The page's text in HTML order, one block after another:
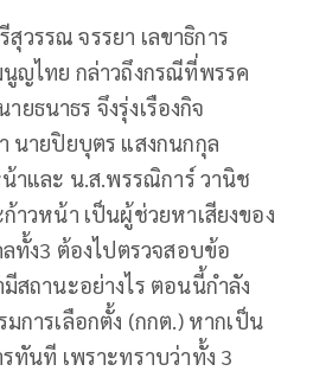
วรรณ จรรยา เลขาธิการ
ญไทย กล่าวถึงกรณีที่พรรค
ยธนาธร จึงรุ่งเรืองกิจ
นายปิยบุตร แสงกนกกุล
าและ น.ส.พรรณิการ์ วานิช
าวหน้า เป็นผู้ช่วยหาเสียงของ
ทั้ง3 ต้องไปตรวจสอบข้อ
สถานะอย่างไร ตอนนี้กำลัง
การเลือกตั้ง (กกต.) หากเป็น
ทันที เพราะทราบว่าทั้ง 3